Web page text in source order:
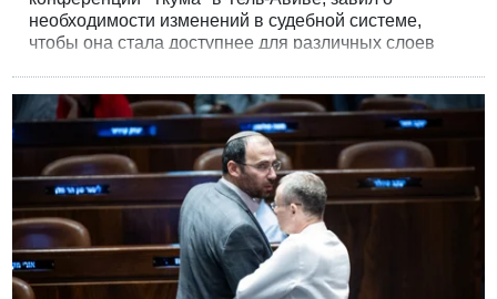
необходимости изменений в судебной системе,
чтобы она стала доступнее для различных слоев
фундаментальных изменений".